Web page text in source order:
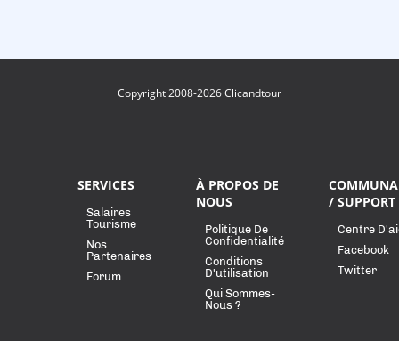
Copyright 2008-2026 Clicandtour
SERVICES
Salaires
Tourisme
Nos
Partenaires
Forum
À PROPOS DE
NOUS
Politique De
Confidentialité
Conditions
D'utilisation
Qui Sommes-
Nous ?
/ SUPPORT
Centre
Facebook
Twitter